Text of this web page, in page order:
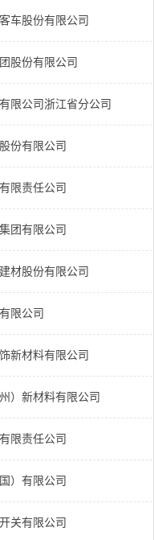
车股份有限公司
股份有限公司
限公司浙江省分公司
份有限公司
限责任公司
团有限公司
材股份有限公司
限公司
新材料有限公司
）新材料有限公司
限责任公司
）有限公司
关有限公司